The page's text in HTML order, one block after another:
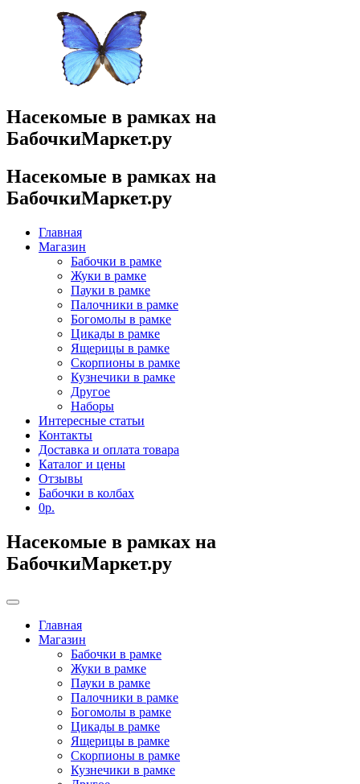
Насекомые в рамках на
БабочкиМаркет.ру
Насекомые в рамках на
БабочкиМаркет.ру
Главная
Магазин
Бабочки в рамке
Жуки в рамке
Пауки в рамке
Палочники в рамке
Богомолы в рамке
Цикады в рамке
Ящерицы в рамке
Скорпионы в рамке
Кузнечики в рамке
Другое
Наборы
Интересные статьи
Контакты
Доставка и оплата товара
Каталог и цены
Отзывы
Бабочки в колбах
0р.
Насекомые в рамках на
БабочкиМаркет.ру
Главная
Магазин
Бабочки в рамке
Жуки в рамке
Пауки в рамке
Палочники в рамке
Богомолы в рамке
Цикады в рамке
Ящерицы в рамке
Скорпионы в рамке
Кузнечики в рамке